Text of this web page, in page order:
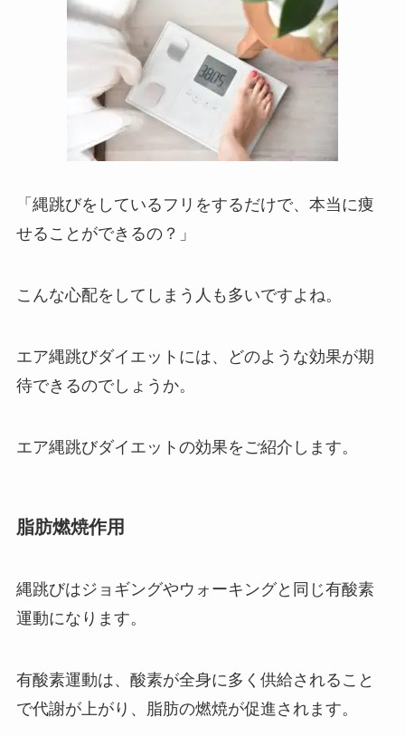
「縄跳びをしているフリをするだけで、本当に痩
せることができるの？」
こんな心配をしてしまう人も多いですよね。
エア縄跳びダイエットには、どのような効果が期
待できるのでしょうか。
エア縄跳びダイエットの効果をご紹介します。
脂肪燃焼作用
縄跳びはジョギングやウォーキングと同じ有酸素
運動になります。
有酸素運動は、酸素が全身に多く供給されること
で代謝が上がり、脂肪の燃焼が促進されます。